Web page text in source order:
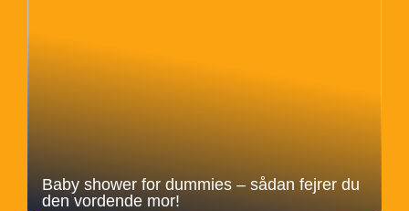
Baby shower for dummies – sådan fejrer du
den vordende mor!